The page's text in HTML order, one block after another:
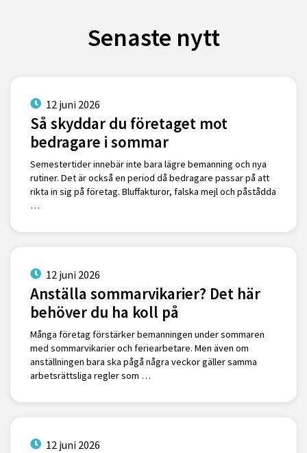
Senaste nytt
12 juni 2026
Så skyddar du företaget mot
bedragare i sommar
Semestertider innebär inte bara lägre bemanning och nya
rutiner. Det är också en period då bedragare passar på att
rikta in sig på företag. Bluffakturor, falska mejl och påstådda
…
12 juni 2026
Anställa sommarvikarier? Det här
behöver du ha koll på
Många företag förstärker bemanningen under sommaren
med sommarvikarier och feriearbetare. Men även om
anställningen bara ska pågå några veckor gäller samma
arbetsrättsliga regler som …
12 juni 2026